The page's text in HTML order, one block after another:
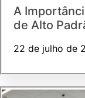
A
de Alto
22 de julho de